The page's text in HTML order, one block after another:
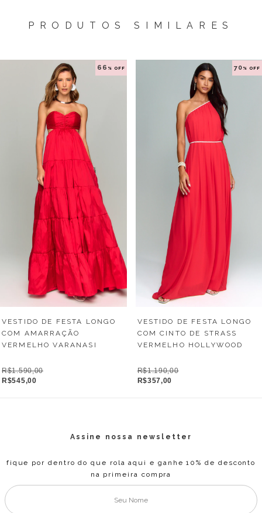
PRODUTOS SIMILARES
66 % OFF
VESTIDO DE FESTA LONGO
COM AMARRAÇÃO
VERMELHO VARANASI
R$1.590,00
R$545,00
70 % OFF
VESTIDO DE FESTA LONGO
COM CINTO DE STRASS
VERMELHO HOLLYWOOD
R$1.190,00
R$357,00
Assine nossa newsletter
fique por dentro do que rola aqui e ganhe 10% de desconto
na primeira compra